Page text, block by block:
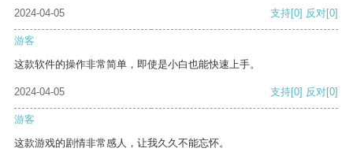
2024-04-05 支持[0] 反对[0]
游客
这款软件的操作非常简单，即使是小白也能快速上手。
2024-04-05 支持[0] 反对[0]
游客
这款游戏的剧情非常感人，让我久久不能忘怀。